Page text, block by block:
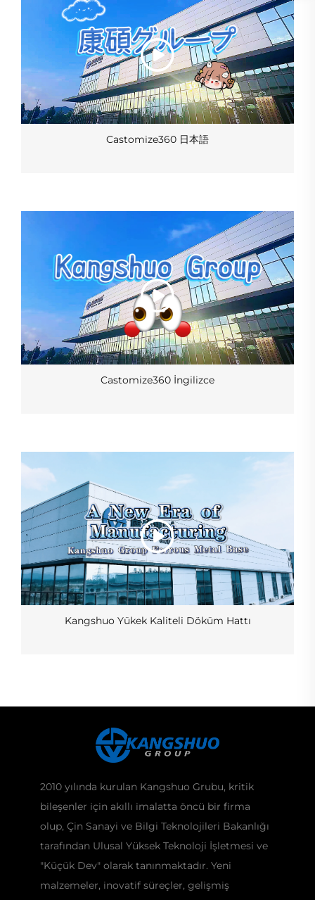
Castomize360 日本語
Castomize360 İngilizce
Kangshuo Yükek Kaliteli Döküm Hattı
2010 yılında kurulan Kangshuo Grubu, kritik
bileşenler için akıllı imalatta öncü bir firma
olup, Çin Sanayi ve Bilgi Teknolojileri Bakanlığı
tarafından Ulusal Yüksek Teknoloji İşletmesi ve
"Küçük Dev" olarak tanınmaktadır. Yeni
malzemeler, inovatif süreçler, gelişmiş